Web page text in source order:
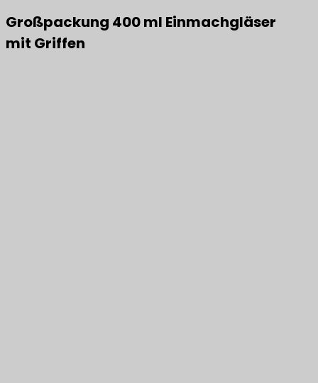
Großpackung 400 ml Einmachgläser
mit Griffen